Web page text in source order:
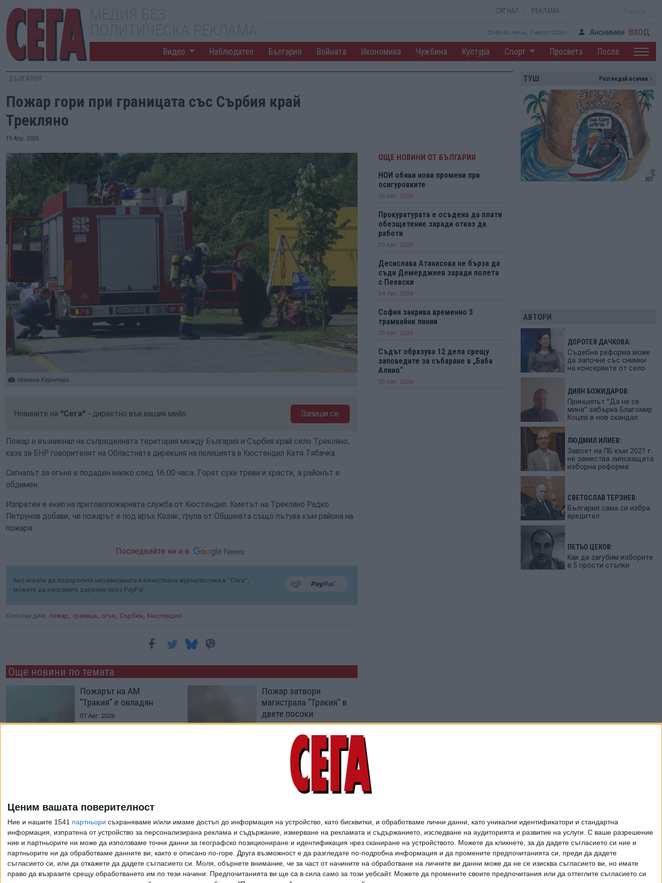
Ценим вашата поверителност
Ние и нашите 1541 партньори съхраняваме и/или имаме достъп до информация на устройство, като бисквитки, и обработваме лични данни, като уникални идентификатори и стандартна
информация, изпратена от устройство за персонализирана реклама и съдържание, измерване на рекламата и съдържанието, изследване на аудиторията и развитие на услуги. С ваше разрешение
ние и партньорите ни може да използваме точни данни за географско позициониране и идентификация чрез сканиране на устройството. Можете да кликнете, за да дадете съгласието си ние и
партньорите ни да обработваме данните ви, както е описано по-горе. Друга възможност е да разгледате по-подробна информация и да промените предпочитанията си, преди да дадете
съгласието си, или да откажете да дадете съгласието си.
Моля, обърнете внимание, че за част от начините на обработване на личните ви данни може да не се изисква съгласието ви, но имате
право да възразите срещу обработването им по тези начини. Предпочитанията ви ще са в сила само за този уебсайт. Можете да промените своите предпочитания или да оттеглите съгласието си
СИГНАЛ РЕКЛАМА
23:46:40, петък, 7 август 2026 г. Анонимен ВХОД
Видео Наблюдател България Войната Икономика Чужбина Култура Спорт Просвета После
БЪЛГАРИЯ
Пожар гори при границата със Сърбия край
Трекляно
19 Апр. 2020
Илияна Кирилова
Новините на "Сега" - директно във вашия мейл. Запиши се
Пожар е възникнал на съпределната територия между България и Сърбия край село Трекляно,
каза за БНР говорителят на Областната дирекция на полицията в Кюстендил Катя Тябачка.
Сигналът за огъня е подаден малко след 16.00 часа. Горят сухи треви и храсти, а районът е
обдимен.
Изпратен е екип на притовопожарната служба от Кюстендил. Кметът на Трекляно Радко
Петрунов добави, че пожарът е под връх Козяк, група от Общината също пътува към района на
пожара.
Последвайте ни и в
Ако искате да подкрепите независимата и качествена журналистика в “Сега”,
можете да направите дарение през PayPal
Ключови думи: пожар , граница , огън , Сърбия , Кюстендил
Още новини по темата
Пожарът на АМ
"Тракия" е овладян
07 Авг. 2026
Пожар затвори
магистрала "Тракия" в
двете посоки
06 Авг. 2026
03 Авг. 2026
Пожар край
Асеновград причини
силно задимяване в
Още по темата
ОЩЕ НОВИНИ ОТ БЪЛГАРИЯ
НОИ обяви нови промени при
осигуровките
06 Авг. 2026
Прокуратурата е осъдена да плати
обезщетение заради отказ да
работи
03 Авг. 2026
Десислава Атанасова не бърза да
съди Демерджиев заради полета
с Пеевски
04 Авг. 2026
София закрива временно 3
трамвайни линии
05 Авг. 2026
Съдът образува 12 дела срещу
заповедите за събаряне в „Баба
Алино“
05 Авг. 2026
ТУШ Разгледай всички
АВТОРИ
ДОРОТЕЯ ДАЧКОВА:
Съдебна реформа може
да започне със снимки
на консервите от село
ДИЯН БОЖИДАРОВ:
Принципът "Да не се
мина" забърка Благомир
Коцев в нов скандал
ЛЮДМИЛ ИЛИЕВ:
Завоят на ПБ към 2021 г.
не замества липсващата
изборна реформа
СВЕТОСЛАВ ТЕРЗИЕВ:
България сама си избра
вредител
ПЕТЬО ЦЕКОВ:
Как да загубим изборите
в 5 прости стъпки